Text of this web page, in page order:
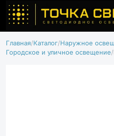
Главная Каталог Наружное
Городское и уличное освещение